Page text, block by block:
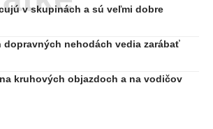
v skupinách a sú veľmi dobre
dopravných nehodách vedia zarábať
kruhových objazdoch a na vodičov